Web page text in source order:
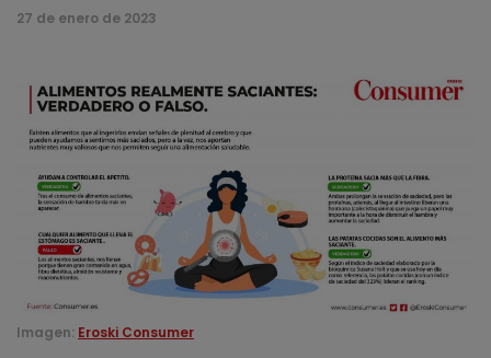
27 de enero de 2023
Imagen: Eroski Consumer